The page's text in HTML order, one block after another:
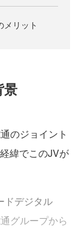
メリット
景
のジョイント
緯でこのJVが
ドデジタル
グループから